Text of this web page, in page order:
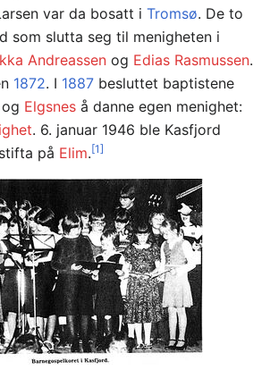
var da bosatt i Tromsø. De to
som slutta seg til menigheten i
Andreassen og Edias Rasmussen.
1872. I 1887 besluttet baptistene
Elgsnes å danne egen menighet:
. 6. januar 1946 ble Kasfjord
på Elim.[1]